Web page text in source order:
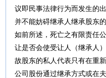
议即民事法律行为而发生的
并不能妨碍继承人继承股东的
如前所述，死亡之有限责任
让是否会使受让人（继承人
故股东的私人代表只有在重
公司股份通过继承方式或在